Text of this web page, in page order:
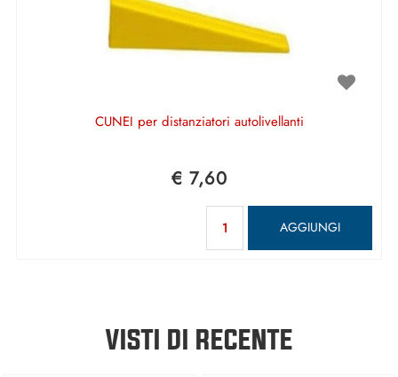
CUNEI per distanziatori autolivellanti
€ 7,60
AGGIUNGI
VISTI DI RECENTE